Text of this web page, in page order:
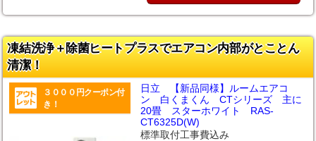
凍結洗浄＋除菌ヒートプラスでエアコン内部がとことん
清潔！
３０００円クーポン付
き！
日立 【新品同様】ルームエアコ
ン 白くまくん CTシリーズ 主に
20畳 スターホワイト RAS-
CT6325D(W)
標準取付工事費込み